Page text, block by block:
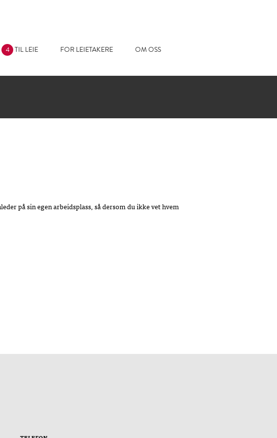
4 TIL LEIE FOR LEIETAKERE OM OSS
på sin egen arbeidsplass, så dersom du ikke vet hvem